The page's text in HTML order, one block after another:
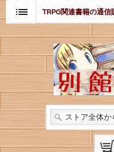
TRPG関連書籍の通信